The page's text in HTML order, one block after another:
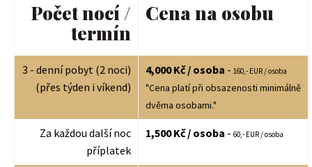
Počet nocí /
termín
Сena na osobu
3 - denní pobyt (2 noci)
(přes týden i víkend)
4,000 Kč / osoba - 160,- EUR / osoba
"Cena platí při obsazenosti minimálně
dvěma osobami."
Za každou další noc
příplatek
1,500 Kč / osoba - 60,- EUR / osoba